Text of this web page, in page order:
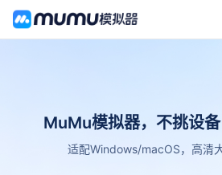
MuMu模拟器，不挑设备
适配Windows/macOS，高清